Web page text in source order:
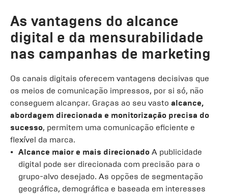
As vantagens do alcance
digital e da mensurabilidade
nas campanhas de marketing
Os canais digitais oferecem vantagens decisivas que
os meios de comunicação impressos, por si só, não
conseguem alcançar. Graças ao seu vasto alcance,
abordagem direcionada e monitorização precisa do
sucesso, permitem uma comunicação eficiente e
flexível da marca.
Alcance maior e mais direcionado A publicidade
digital pode ser direcionada com precisão para o
grupo-alvo desejado. As opções de segmentação
geográfica, demográfica e baseada em interesses